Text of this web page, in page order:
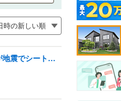
新築の基礎工事でターミダンシートを施工後、配筋まで進んでいたのですが地震でシートに多数の破れが発生したので防蟻テープで補修をしてもらっています。